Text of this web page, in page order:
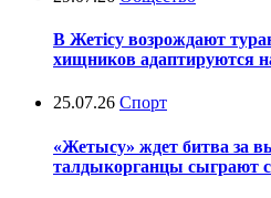
В Жетісу возрождают
хищников адаптируются
25.07.26 Спорт
«Жетысу» ждет битва за
талдыкорганцы сыграют